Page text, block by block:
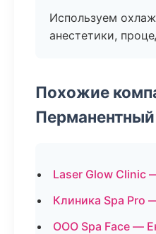
Используем
анестетики,
Похожие
Laser Glow Clinic
Клиника Spa Pro
ООО Spa Face —